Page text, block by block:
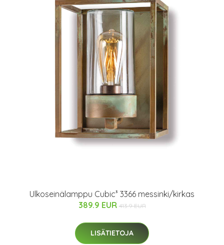
Ulkoseinälamppu Cubic³ 3366 messinki/kirkas
389.9 EUR 413.9 EUR
LISÄTIETOJA